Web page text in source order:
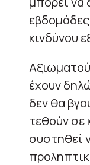
κινδύνου
έχουν
δεν θα
τεθούν σε
συστηθεί